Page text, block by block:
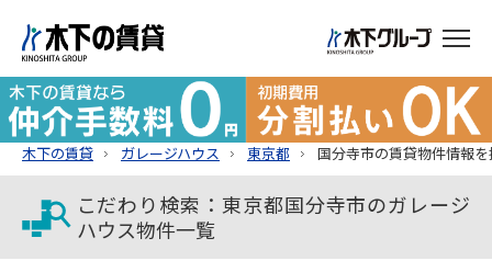
木下の賃貸 ガレージハウス 東京都 国分寺市の賃貸物件情報
こだわり検索：東京都国分寺市のガレージ
ハウス物件一覧